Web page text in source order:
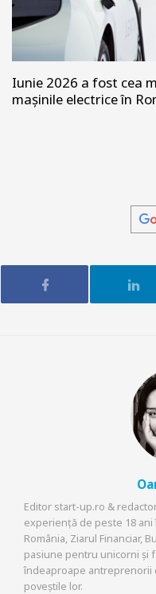
Iunie 2026 a fost cea
mașinile electrice în
Editor start-up.ro &
experiență de peste 18
România, Ziarul Financiar,
pasiune pentru unicorni și
îndeaproape antreprenorii
poveștile lor.